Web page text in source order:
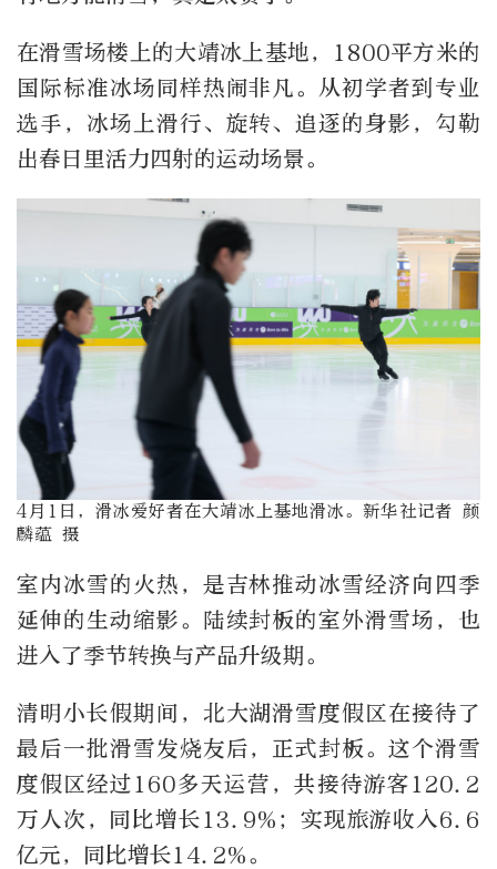
在滑雪场楼上的大靖冰上基地，1800平方米的
国际标准冰场同样热闹非凡。从初学者到专业
选手，冰场上滑行、旋转、追逐的身影，勾勒
出春日里活力四射的运动场景。
4月1日，滑冰爱好者在大靖冰上基地滑冰。新华社记者 颜
麟蕴 摄
室内冰雪的火热，是吉林推动冰雪经济向四季
延伸的生动缩影。陆续封板的室外滑雪场，也
进入了季节转换与产品升级期。
清明小长假期间，北大湖滑雪度假区在接待了
最后一批滑雪发烧友后，正式封板。这个滑雪
度假区经过160多天运营，共接待游客120.2
万人次，同比增长13.9%；实现旅游收入6.6
亿元，同比增长14.2%。